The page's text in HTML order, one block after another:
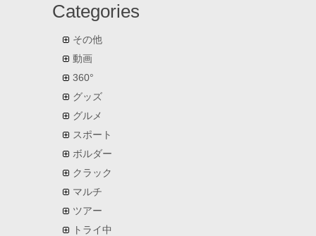
Categories
その他
動画
360°
グッズ
グルメ
スポート
ボルダー
クラック
マルチ
ツアー
トライ中